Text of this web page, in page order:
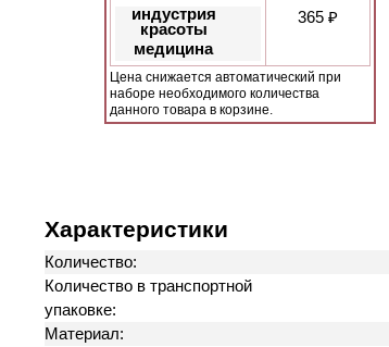
индустрия
красоты
медицина
365 ₽
Цена снижается автоматический при
наборе необходимого количества
данного товара в корзине.
Характеристики
Количество:
Количество в транспортной
упаковке:
Материал: